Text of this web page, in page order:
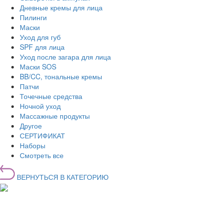
Дневные кремы для лица
Пилинги
Маски
Уход для губ
SPF для лица
Уход после загара для лица
Маски SOS
BB/CC, тональные кремы
Патчи
Точечные средства
Ночной уход
Массажные продукты
Другое
СЕРТИФИКАТ
Наборы
Смотреть все
ВЕРНУТЬСЯ В КАТЕГОРИЮ